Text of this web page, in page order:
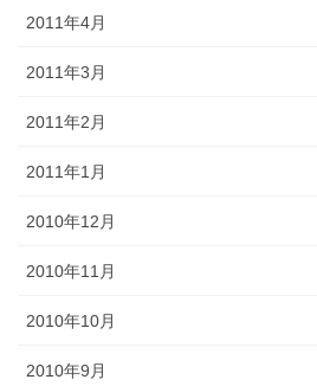
2011年4月
2011年3月
2011年2月
2011年1月
2010年12月
2010年11月
2010年10月
2010年9月